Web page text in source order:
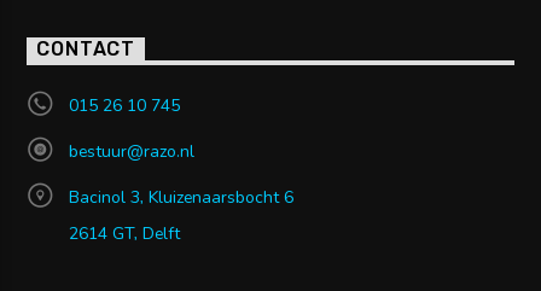
CONTACT
015 26 10 745
bestuur@razo.nl
Bacinol 3, Kluizenaarsbocht 6
2614 GT, Delft